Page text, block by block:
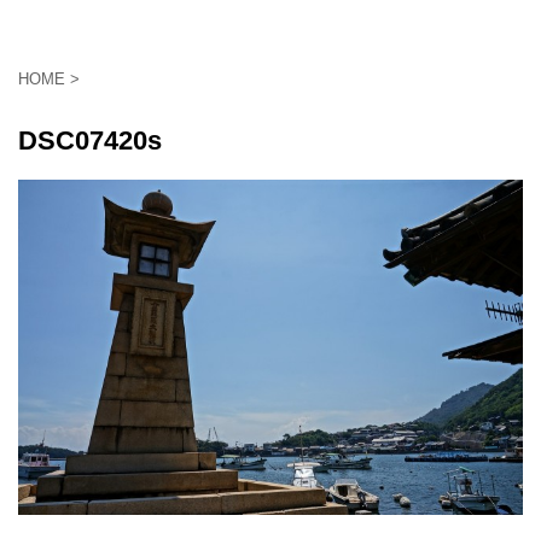
HOME >
DSC07420s